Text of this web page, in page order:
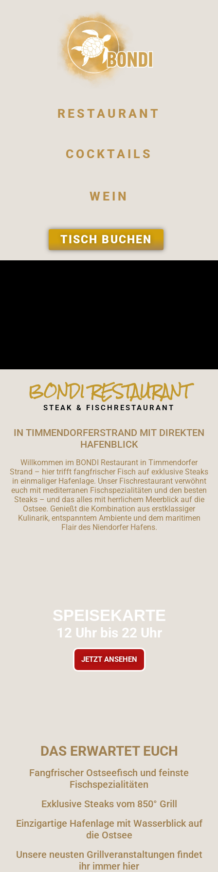
RESTAURANT
COCKTAILS
WEIN
TISCH BUCHEN
BONDI RESTAURANT
STEAK & FISCHRESTAURANT
IN TIMMENDORFERSTRAND MIT DIREKTEN
HAFENBLICK
Willkommen im BONDI Restaurant in Timmendorfer
Strand – hier trifft fangfrischer Fisch auf exklusive Steaks
in einmaliger Hafenlage. Unser Fischrestaurant verwöhnt
euch mit mediterranen Fischspezialitäten und den besten
Steaks – und das alles mit herrlichem Meerblick auf die
Ostsee. Genießt die Kombination aus erstklassiger
Kulinarik, entspanntem Ambiente und dem maritimen
Flair des Niendorfer Hafens.
SPEISEKARTE
12 Uhr bis 22 Uhr
JETZT ANSEHEN
DAS ERWARTET EUCH
Fangfrischer Ostseefisch und feinste
Fischspezialitäten
Exklusive Steaks vom 850° Grill
Einzigartige Hafenlage mit Wasserblick auf
die Ostsee
Unsere neusten Grillveranstaltungen findet
ihr immer hier